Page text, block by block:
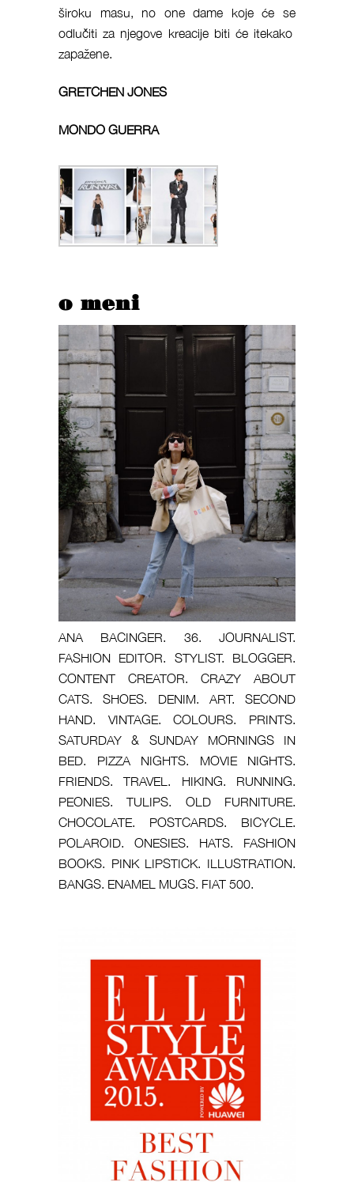
široku masu, no one dame koje će se
odlučiti za njegove kreacije biti će itekako
zapažene.
GRETCHEN JONES
MONDO GUERRA
o meni
ANA BACINGER. 36. JOURNALIST.
FASHION EDITOR. STYLIST. BLOGGER.
CONTENT CREATOR. CRAZY ABOUT
CATS. SHOES. DENIM. ART. SECOND
HAND. VINTAGE. COLOURS. PRINTS.
SATURDAY & SUNDAY MORNINGS IN
BED. PIZZA NIGHTS. MOVIE NIGHTS.
FRIENDS. TRAVEL. HIKING. RUNNING.
PEONIES. TULIPS. OLD FURNITURE.
CHOCOLATE. POSTCARDS. BICYCLE.
POLAROID. ONESIES. HATS. FASHION
BOOKS. PINK LIPSTICK. ILLUSTRATION.
BANGS. ENAMEL MUGS. FIAT 500.